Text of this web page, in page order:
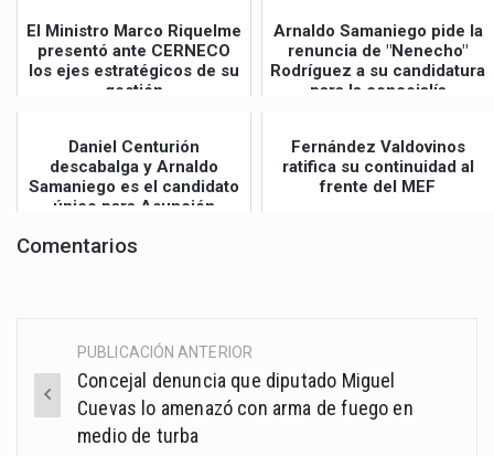
El Ministro Marco Riquelme
presentó ante CERNECO
los ejes estratégicos de su
gestión
Arnaldo Samaniego pide la
renuncia de "Nenecho"
Rodríguez a su candidatura
para la concejalía
Daniel Centurión
descabalga y Arnaldo
Samaniego es el candidato
único para Asunción
Fernández Valdovinos
ratifica su continuidad al
frente del MEF
Comentarios
Post
navigation
PUBLICACIÓN ANTERIOR
Concejal denuncia que diputado Miguel
Cuevas lo amenazó con arma de fuego en
medio de turba